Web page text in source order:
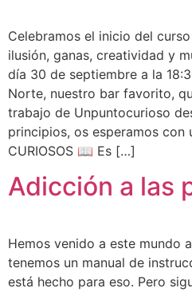
Celebramos el inicio del
ilusión, ganas, creatividad y
día 30 de septiembre a la
Norte, nuestro bar favorito,
trabajo de Unpuntocurioso
principios, os esperamos con
CURIOSOS 📖 Es […]
Adicción a las
Hemos venido a este mundo
tenemos un manual de
está hecho para eso. Pero